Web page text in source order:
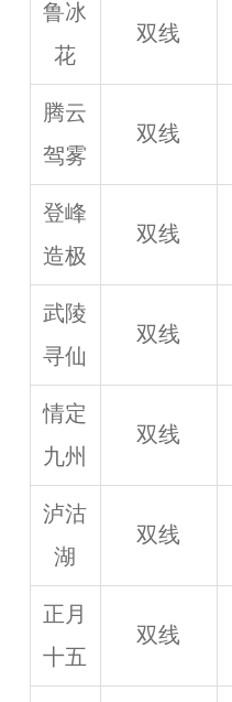
鲁冰
花
双线
腾云
驾雾
双线
登峰
造极
双线
武陵
寻仙
双线
情定
九州
双线
泸沽
湖
双线
正月
十五
双线